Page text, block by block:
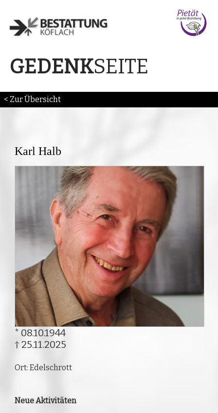
GEDENKSEITE
< Zur Übersicht
Karl Halb
* 08.10.1944
† 25.11.2025
Ort: Edelschrott
Neue Aktivitäten